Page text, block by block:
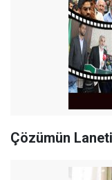
Çözümün Laneti